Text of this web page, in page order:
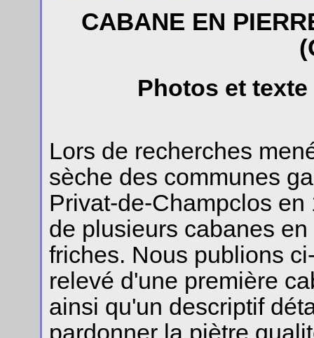
CABANE EN
Photos et
Lors de recherches
sèche des communes
Privat-de-Champclos
de plusieurs cabanes
friches. Nous publions
relevé d'une première
ainsi qu'un descriptif
pardonner la piètre